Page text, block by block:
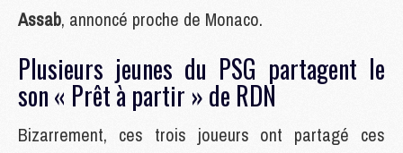
Assab, annoncé proche de Monaco.
Plusieurs jeunes du PSG partagent le
son « Prêt à partir » de RDN
Bizarrement, ces trois joueurs ont partagé ces